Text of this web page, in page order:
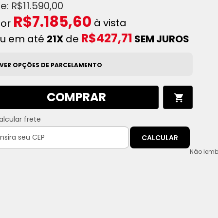
R$11.590,00
R$7.185,60 à vista
em até 21Xde R$427,71 SEM JUROS
OPÇÕES DE PARCELAMENTO
COMPRAR
frete
CALCULAR
Não